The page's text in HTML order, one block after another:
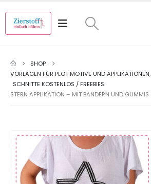
SHOP
VORLAGEN FÜR PLOT MOTIVE UND APPLIKATIONEN,
SCHNITTE KOSTENLOS / FREEBIES
STERN APPLIKATION – MIT BÄNDERN UND GUMMIS